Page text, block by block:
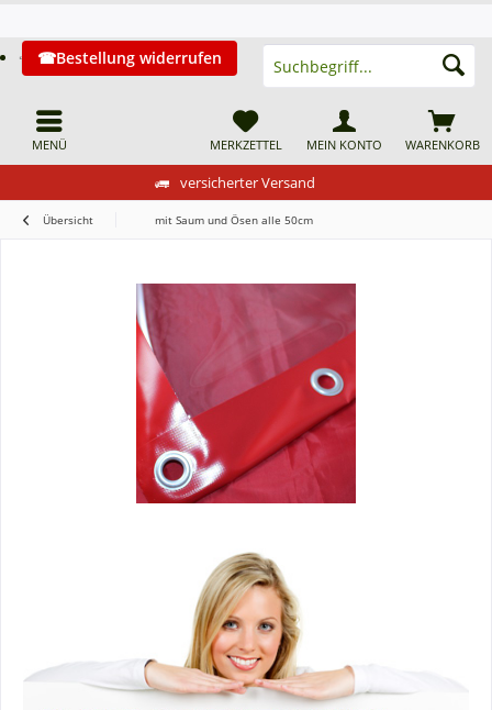
versicherter Versand
MENÜ
Bestellung widerrufen
WARENKORB
MERKZETTEL MEIN KONTO
Übersicht mit Saum und Ösen alle 50cm